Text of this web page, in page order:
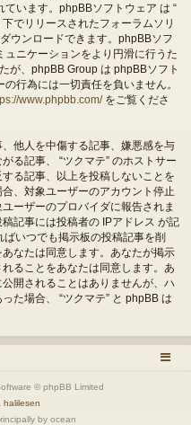
ています。phpBBソフトウェア は “
下でリリースされたフォーラムソリ
ウンロードできます。phpBBソフ
ュニケーションをより円滑に行うた
が、phpBB Group は phpBBソフト
行為には一切責任を負いません。
www.phpbb.com/をご覧くださ
他人を中傷する記事、嫌悪感を与
る記事、 “ツクマテ” のホストサー
る記事、以上を投稿しないことを
、対象ユーザーのアカウント停止
ーザーのプロバイダに報告されま
記事には投稿者の IPアドレス が記
ばいつでも掲示板の投稿記事を削
なたは同意します。あなたが掲示
ることをあなたは同意します。あ
開されることはありませんが、ハ
た場合、 “ツクマテ” と phpBB は
© phpBB Limited
halilesen
by ocean